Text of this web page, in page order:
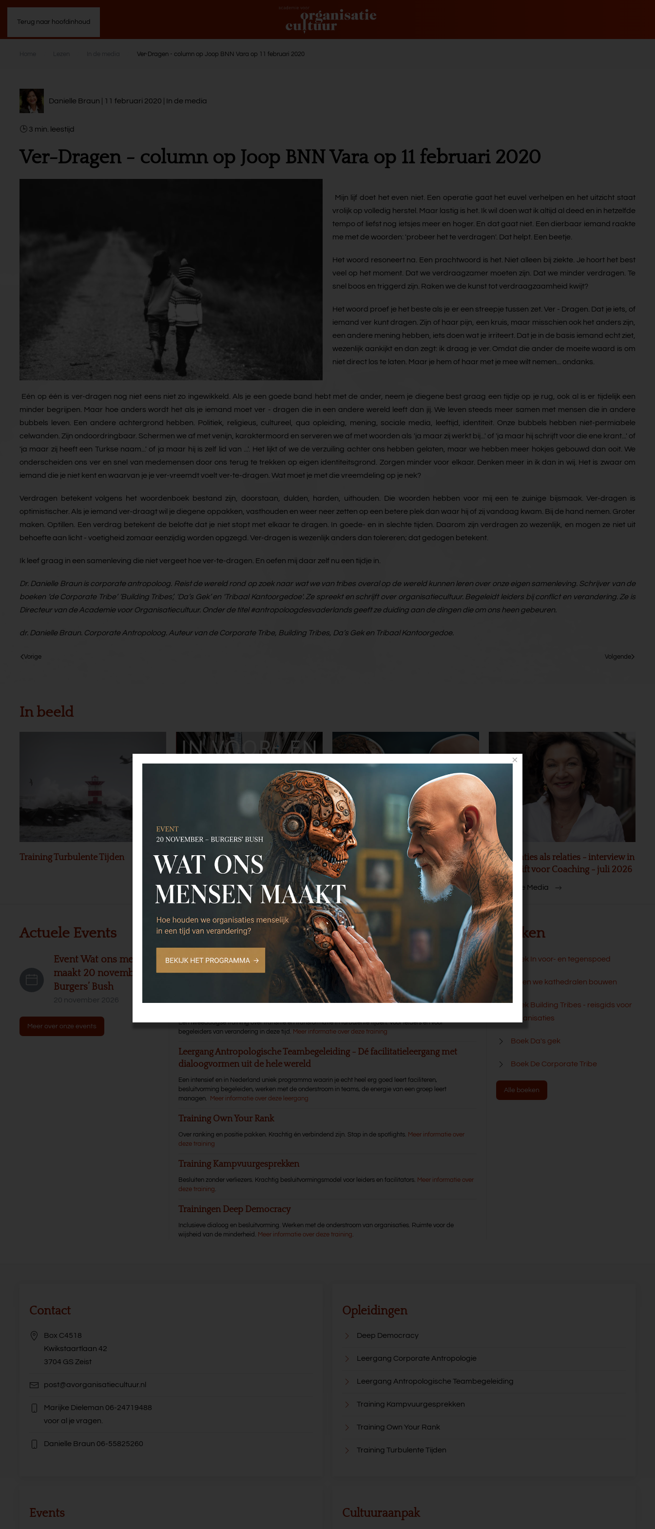
Terug naar hoofdinhoud
Home Lezen In de media Ver-Dragen - column op Joop BNN Vara op 11 februari 2020
Danielle Braun | 11 februari 2020 | In de media
3 min.
Ver-Dragen - column op Joop BNN Vara op 11 februari 2020
Mijn lijf doet het even niet. Een operatie gaat het euvel verhelpen en het uitzicht staat
vrolijk op volledig herstel. Maar lastig is het. Ik wil doen wat ik altijd al deed en in hetzelfde
tempo of liefst nog ietsjes meer en hoger. En dat gaat niet. Een dierbaar iemand raakte
me met de woorden: 'probeer het te verdragen'. Dat helpt. Een beetje.
Het woord resoneert na. Een prachtwoord is het. Niet alleen bij ziekte. Je hoort het best
veel op het moment. Dat we verdraagzamer moeten zijn. Dat we minder verdragen. Te
snel boos en triggerd zijn. Raken we de kunst tot verdraagzaamheid kwijt?
Het woord proef je het beste als je er een streepje tussen zet. Ver - Dragen. Dat je iets, of
iemand ver kunt dragen. Zijn of haar pijn, een kruis, maar misschien ook het anders zijn,
een andere mening hebben, iets doen wat je irriteert. Dat je in de basis iemand echt ziet,
wezenlijk aankijkt en dan zegt: ik draag je ver. Omdat die ander de moeite waard is om
niet direct los te laten. Maar je hem of haar met je mee wilt nemen... ondanks.
Eén op één is ver-dragen nog niet eens niet zo ingewikkeld. Als je een goede band hebt met de ander, neem je diegene best graag een tijdje op je rug, ook al is er tijdelijk een
minder begrijpen. Maar hoe anders wordt het als je iemand moet ver - dragen die in een andere wereld leeft dan jij. We leven steeds meer samen met mensen die in andere
bubbels leven. Een andere achtergrond hebben. Politiek, religieus, cultureel, qua opleiding, mening, sociale media, leeftijd, identiteit. Onze bubbels hebben niet-permiabele
celwanden. Zijn ondoordringbaar. Schermen we af met venijn, karaktermoord en serveren we af met woorden als 'ja maar zij werkt bij...' of 'ja maar hij schrijft voor die ene krant...' of
'ja maar zij heeft een Turkse naam...' of ja maar hij is zelf lid van ...'. Het lijkt of we de verzuiling achter ons hebben gelaten, maar we hebben meer hokjes gebouwd dan ooit. We
onderscheiden ons ver en snel van medemensen door ons terug te trekken op eigen identiteitsgrond. Zorgen minder voor elkaar. Denken meer in ik dan in wij. Het is zwaar om
iemand die je niet kent en waarvan je je ver-vreemdt voelt ver-te-dragen. Wat moet je met die vreemdeling op je nek?
Verdragen betekent volgens het woordenboek bestand zijn, doorstaan, dulden, harden, uithouden. Die woorden hebben voor mij een te zuinige bijsmaak. Ver-dragen is
optimistischer. Als je iemand ver-draagt wil je diegene oppakken, vasthouden en weer neer zetten op een betere plek dan waar hij of zij vandaag kwam. Bij de hand nemen. Groter
maken. Optillen. Een verdrag betekent de belofte dat je niet stopt met elkaar te dragen. In goede- en in slechte tijden. Daarom zijn verdragen zo wezenlijk, en mogen ze niet uit
behoefte aan licht - voetigheid zomaar eenzijdig worden opgzegd. Ver-dragen is wezenlijk anders dan tolereren; dat gedogen betekent.
Ik leef graag in een samenleving die niet vergeet hoe ver-te-dragen. En oefen mij daar zelf nu een tijdje in.
Dr. Danielle Braun is corporate antropoloog. Reist de wereld rond op zoek naar wat we van tribes overal op de wereld kunnen leren over onze eigen samenleving. Schrijver van de
boeken ‘de Corporate Tribe’ ‘Building Tribes’, 'Da’s Gek’ en 'Tribaal Kantoorgedoe'. Ze spreekt en schrijft over organisatiecultuur. Begeleidt leiders bij conflict en verandering. Ze is
Directeur van de Academie voor Organisatiecultuur. Onder de titel #antropoloogdesvaderlands geeft ze duiding aan de dingen die om ons heen gebeuren.
dr. Danielle Braun. Corporate Antropoloog. Auteur van de Corporate Tribe, Building Tribes, Da’s Gek en Tribaal Kantoorgedoe.
Vorige Volgende
In beeld
Training Turbulente Tijden Preview Boek In voor- en tegenspoed
Event Wat ons mensen maakt 20
november Burgers’ Bush
Organisaties als relaties - interview in
Tijdschrift voor Coaching - juli 2026
Meer In de Media
Actuele Events
Event Wat ons mensen
maakt 20 november
Burgers’ Bush
20 november 2026
Meer over onze events
Leergang, trainingen, congressen
Leergang Organisatiecultuur. Corporate Antropologie – echt aan de slag met
organisatiecultuur
Intensieve en unieke leergang voor leiders en veranderaars.Meer informatie over deze leergang
Een tweedaagse training over transitie en transformatie in turbulente tijden. Voor leiders en voor
begeleiders van verandering in deze tijd. Meer informatie over deze training
Leergang Antropologische Teambegeleiding - Dé facilitatieleergang met
dialoogvormen uit de hele wereld
Een intensief en in Nederland uniek programma waarin je echt heel erg goed leert faciliteren,
besluitvorming begeleiden, werken met de onderstroom in teams, de energie van een groep leert
managen.
Meer informatie over deze leergang
Training Own Your Rank
Over ranking en positie pakken. Krachtig én verbindend zijn. Stap in de spotlights. Meer informatie over
deze training
Training Kampvuurgesprekken
Besluiten zonder verliezers. Krachtig besluitvormingsmodel voor leiders en facilitators. Meer informatie over
deze training.
Trainingen Deep Democracy
Inclusieve dialoog en besluitvorming. Werken met de onderstroom van organisaties. Ruimte voor de
wijsheid van de minderheid. Meer informatie over deze training.
Boeken
Boek In voor- en tegenspoed
Laten we kathedralen bouwen
Boek Building Tribes - reisgids voor
organisaties
Boek Da's gek
Boek De Corporate Tribe
Alle boeken
Contact
Box C4518
Kwikstaartlaan 42
3704 GS Zeist
post@avorganisatiecultuur.nl
Marijke Dieleman 06-24719488
voor al je vragen.
Danielle Braun 06-55825260
Opleidingen
Deep Democracy
Leergang Corporate Antropologie
Leergang Antropologische Teambegeleiding
Training Kampvuurgesprekken
Training Own Your Rank
Training Turbulente Tijden
Events Cultuuraanpak
×